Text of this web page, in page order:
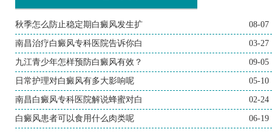
秋季怎么防止稳定期白癜风发生扩 08-07
南昌治疗白癜风专科医院告诉你白 03-27
九江青少年怎样预防白癜风有效？ 09-05
日常护理对白癜风有多大影响呢 05-10
南昌白癜风专科医院解说蜂蜜对白 02-24
白癜风患者可以食用什么肉类呢 06-19